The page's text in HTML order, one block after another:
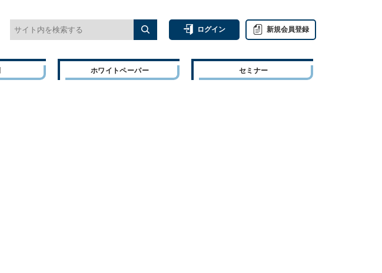
ログイン 新規会員登録
ホワイトペーパー セミナー